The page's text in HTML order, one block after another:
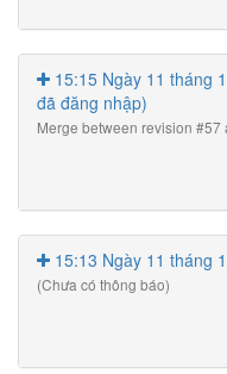
15:15 Ngày 11 tháng
đã đăng nhập)
Merge between revision #57
15:13 Ngày 11 tháng
(Chưa có thông báo)